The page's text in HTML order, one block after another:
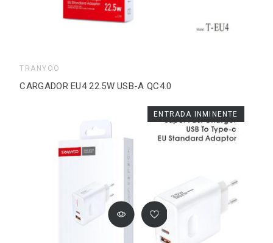
TRANYOO
CARGADOR EU4 22.5W USB-A QC4.0
ENTRADA INMINENTE